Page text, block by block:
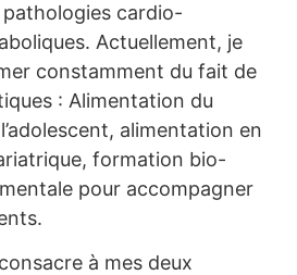
cardio-
Actuellement, je
constamment du fait de
: Alimentation du
alimentation en
formation bio-
pour accompagner
à mes deux